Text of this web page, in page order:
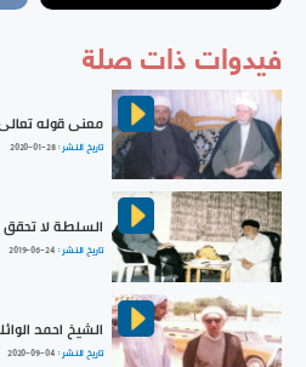
فيدوات ذات صلة
معنى قوله تعالى
تاريخ النشر :2020-01-28
السلطة لا تحقق
تاريخ النشر : 2019-06-24
الشيخ احمد
تاريخ النشر : 2020-09-04